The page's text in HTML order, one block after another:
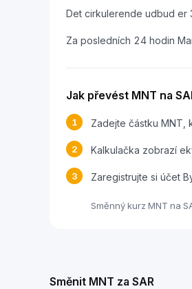
Det cirkulerende udbud er
Za posledních 24 hodin
Jak převést MNT na
1 Zadejte částku MNT,
2 Kalkulačka zobrazí
3 Zaregistrujte si účet
Směnný kurz MNT na
Směnit MNT za SAR